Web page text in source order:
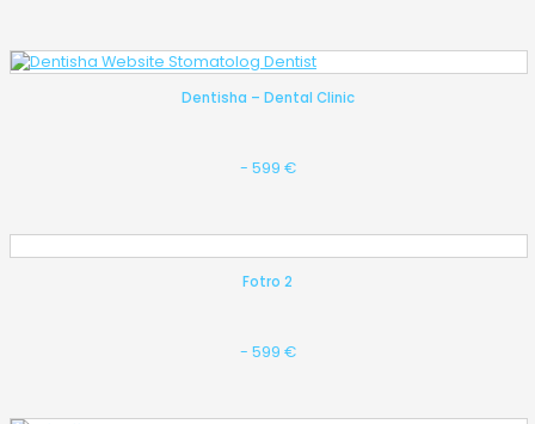
Dentisha – Dental Clinic
- 599 €
Fotro 2
- 599 €